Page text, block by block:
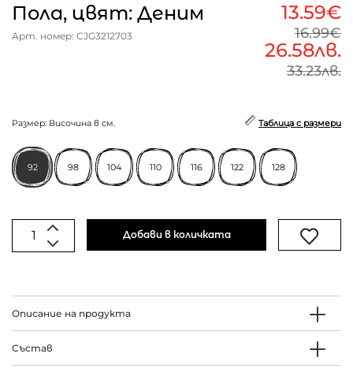
Пола, цвят: Деним
Арт. номер: CJG3212703
13.59€
16.99€
26.58лв.
33.23лв.
Размер: Височина в см. Таблица с размери
92 98 104 110 116 122 128
Добави в количката
Описание на продукта
Състав